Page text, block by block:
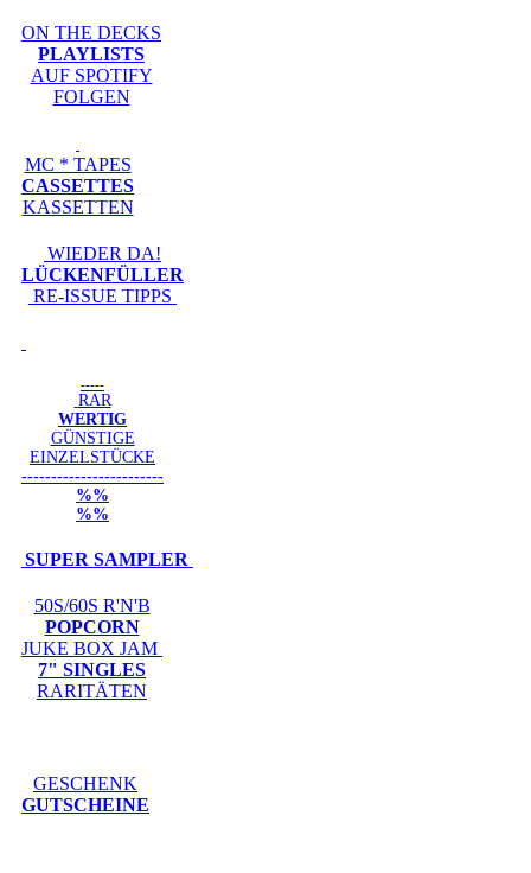
ON THE DECKS
PLAYLISTS
AUF SPOTIFY
FOLGEN
MC * TAPES
CASSETTES
KASSETTEN
WIEDER DA!
LÜCKENFÜLLER
RE-ISSUE TIPPS
-----
RAR
WERTIG
GÜNSTIGE
EINZELSTÜCKE
------------------------
%%
%%
SUPER SAMPLER
50S/60S R'N'B
POPCORN
JUKE BOX JAM
7" SINGLES
RARITÄTEN
GESCHENK
GUTSCHEINE